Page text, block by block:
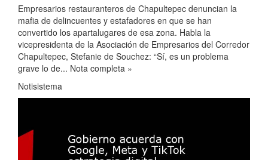
Empresarios restauranteros de Chapultepec denuncian la
mafia de delincuentes y estafadores en que se han
convertido los apartalugares de esa zona. Habla la
vicepresidenta de la Asociación de Empresarios del Corredor
Chapultepec, Stefanie de Souchez: “Sí, es un problema
grave lo de... Nota completa »
Notisistema